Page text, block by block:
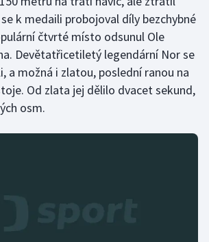
k medaili probojoval díly bezchybné
čtvrté místo odsunul Ole
Devětatřicetiletý legendární Nor se
a možná i zlatou, poslední ranou na
Od zlata jej dělilo dvacet sekund,
osm.